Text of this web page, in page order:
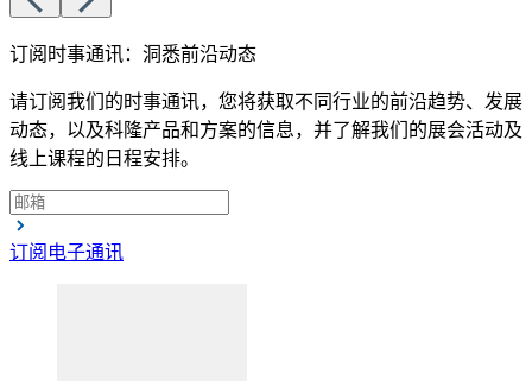
订阅时事通讯：洞悉前沿动态
请订阅我们的时事通讯，您将获取不同行业的前沿趋势、发展
动态，以及科隆产品和方案的信息，并了解我们的展会活动及
线上课程的日程安排。
订阅电子通讯